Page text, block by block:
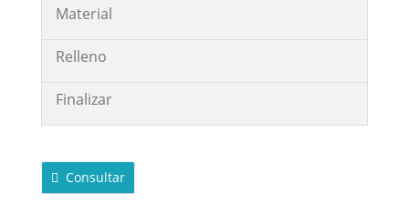
Material
Relleno
Finalizar
Consultar